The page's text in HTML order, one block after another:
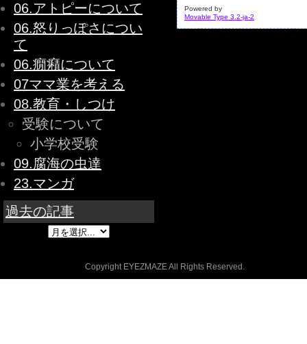
06.アトピーについて
06.怒りっぽさについ
て
06.癇癪について
07ママ業を考える
08.教育・しつけ
受験について
小学校受験
09.腐海の虫達
23.マンガ
過去の記事
Powered by
Movable Type 3.2-ja-2
Copyright EYEZMAZE All Rights Reserved.